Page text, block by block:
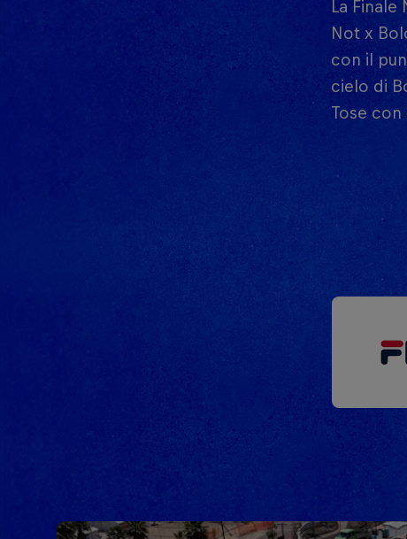
La
Not x
con il
cielo di
Tose